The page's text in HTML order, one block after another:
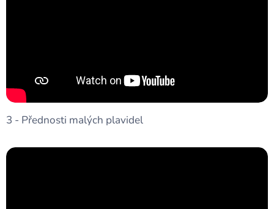
3 - Přednosti malých plavidel